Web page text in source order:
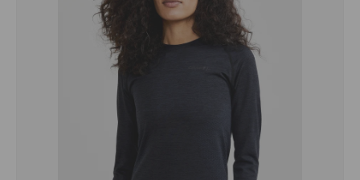
PASSER AUX INFORMATIONS PRODUITS